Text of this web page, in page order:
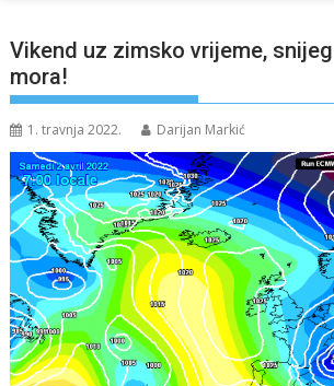
Vikend uz zimsko vrijeme,
mora!
1. travnja 2022. Darijan Markić